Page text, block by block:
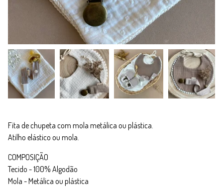
Fita de chupeta com mola metálica ou plástica.
Atilho elástico ou mola.
COMPOSIÇÃO
Tecido - 100% Algodão
Mola - Metálica ou plástica